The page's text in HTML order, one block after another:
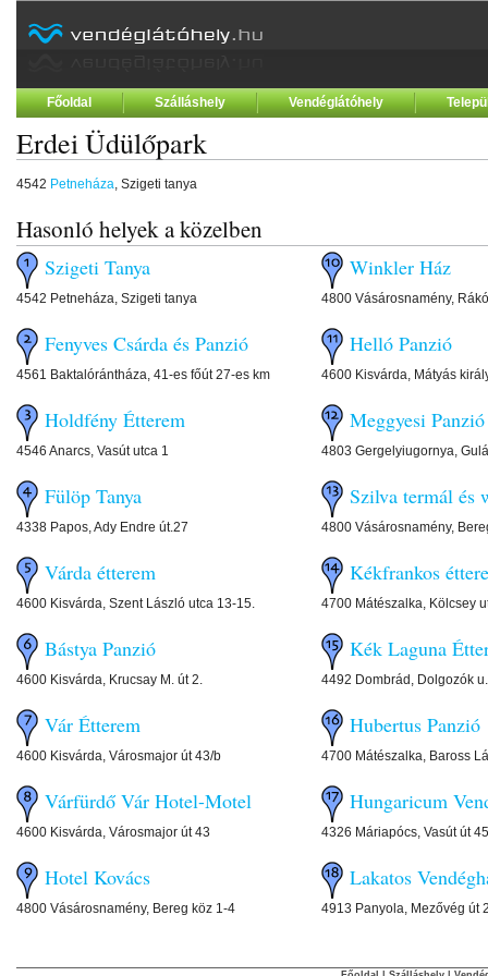
Főoldal Szálláshely Vendéglátóhely
Erdei Üdülőpark
4542 Petneháza, Szigeti tanya
Hasonló helyek a közelben
Szigeti Tanya
4542 Petneháza, Szigeti tanya
Fenyves Csárda és Panzió
4561 Baktalórántháza, 41-es főút 27-es km
Holdfény Étterem
4546 Anarcs, Vasút utca 1
Fülöp Tanya
4338 Papos, Ady Endre út.27
Várda étterem
4600 Kisvárda, Szent László utca 13-15.
Bástya Panzió
4600 Kisvárda, Krucsay M. út 2.
Vár Étterem
4600 Kisvárda, Városmajor út 43/b
Várfürdő Vár Hotel-Motel
4600 Kisvárda, Városmajor út 43
Hotel Kovács
4800 Vásárosnamény, Bereg köz 1-4
Winkler Ház
4800 Vásárosnamény,
Helló Panzió
4600 Kisvárda, Mátyás
Meggyesi Panzió
4803 Gergelyiugornya,
Szilva termál és
4800 Vásárosnamény,
Kékfrankos
4700 Mátészalka, Kölcsey
Kék Laguna
4492 Dombrád, Dolgozók
Hubertus Panzió
4700 Mátészalka, Baross
Hungaricum
4326 Máriapócs, Vasút út
Lakatos
4913 Panyola, Mezővég út